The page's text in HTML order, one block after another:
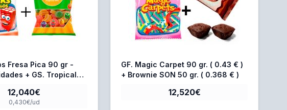
Pica 90 gr -
+ GS. Tropical
12,040€
0,430€/ud
GF. Magic Carpet 90 gr. ( 0.43 € )
+ Brownie SON 50 gr. ( 0.368 € )
12,520€